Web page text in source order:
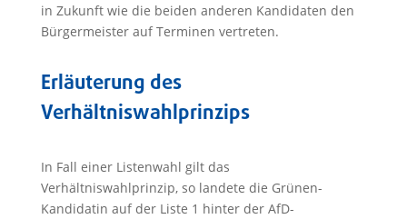
in Zukunft wie die beiden anderen Kandidaten den
Bürgermeister auf Terminen vertreten.
Erläuterung des
Verhältniswahlprinzips
In Fall einer Listenwahl gilt das
Verhältniswahlprinzip, so landete die Grünen-
Kandidatin auf der Liste 1 hinter der AfD-